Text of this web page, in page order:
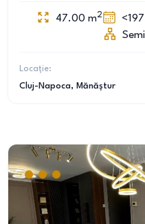
47.00 m2
Locație:
Cluj-Napoca, Mănăștur